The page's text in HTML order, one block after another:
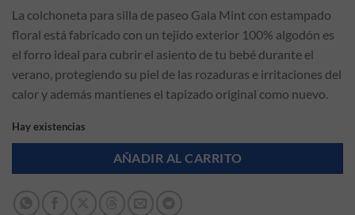
La colchoneta para silla de paseo Gala Mint con estampado
floral está fabricado con un tejido exterior 100% algodón es
el forro ideal para cubrir el asiento de tu bebé durante el
verano, protegiendo su piel de las rozaduras e irritaciones del
calor y además mantienes el tapizado original como nuevo.
Hay existencias
AÑADIR AL CARRITO